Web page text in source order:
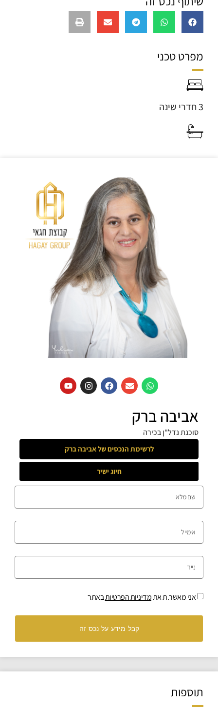
מפרט טכני
אביבה ברק
סוכנת נדל"ן בכירה
לרשימת הנכסים שלאביבה ברק
חיוג ישיר
אני מאשר.ת אתמדיניות הפרטיותבאתר
קבל מידע על נכס זה
תוספות